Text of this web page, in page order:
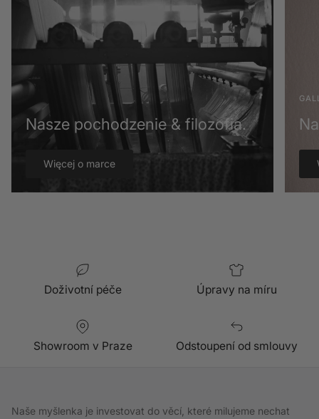
Nasze pochodzenie & filozofia.
Więcej o marce
Doživotní péče Úpravy na míru
Showroom v Praze Odstoupení od smlouvy
Naše myšlenka je investovat do věcí, které milujeme nechat